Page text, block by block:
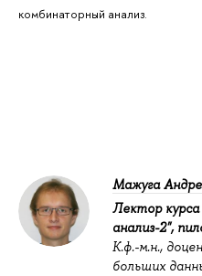
комбинаторный анализ.
Мажуга
Лектор
анализ-2",
К.ф.-м.н.,
больших